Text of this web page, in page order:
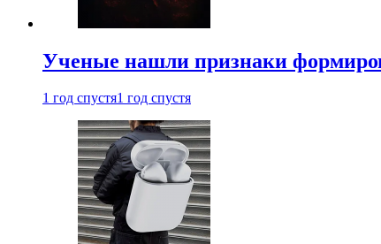
Ученые нашли признаки
1 год спустя1 год спустя